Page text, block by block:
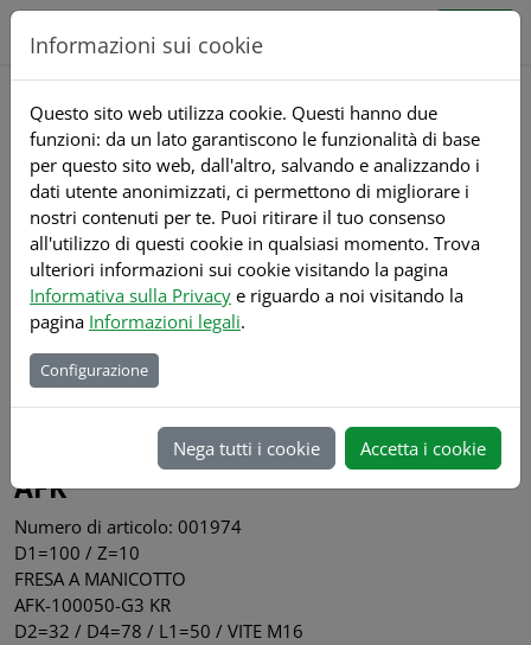
Direkt zur Hauptnavigation springen
Direkt zum Inhalt springen
shop.bass-tools.com
Prodotti Dettagli
Torna alla lista
AFK
Numero di articolo: 001974
D1=100 / Z=10
FRESA A MANICOTTO
AFK-100050-G3 KR
D2=32 / D4=78 / L1=50 / VITE M16
Informazioni sui cookie
Questo sito web utilizza cookie. Questi hanno due
funzioni: da un lato garantiscono le funzionalità di base
per questo sito web, dall'altro, salvando e analizzando i
dati utente anonimizzati, ci permettono di migliorare i
nostri contenuti per te. Puoi ritirare il tuo consenso
all'utilizzo di questi cookie in qualsiasi momento. Trova
ulteriori informazioni sui cookie visitando la pagina
Informativa sulla Privacy e riguardo a noi visitando la
pagina Informazioni legali.
Configurazione
Nega tutti i cookie Accetta i cookie